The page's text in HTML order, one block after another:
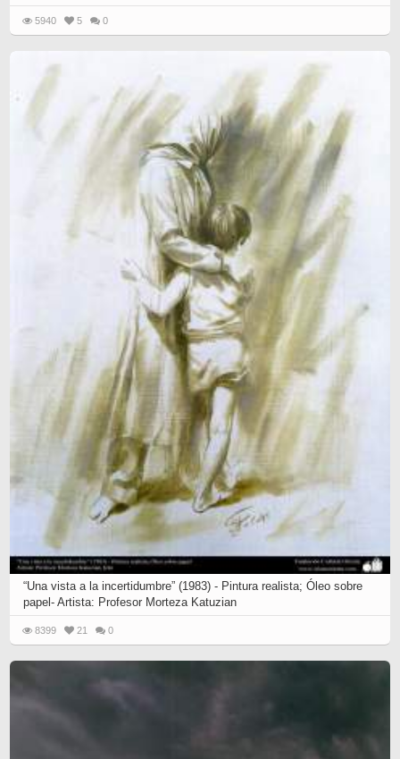
5940 5 0
“Una vista a la incertidumbre” (1983) - Pintura realista; Óleo sobre
papel- Artista: Profesor Morteza Katuzian
8399 21 0